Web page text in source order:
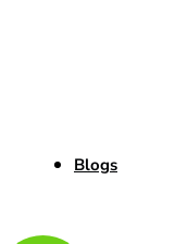
Blogs